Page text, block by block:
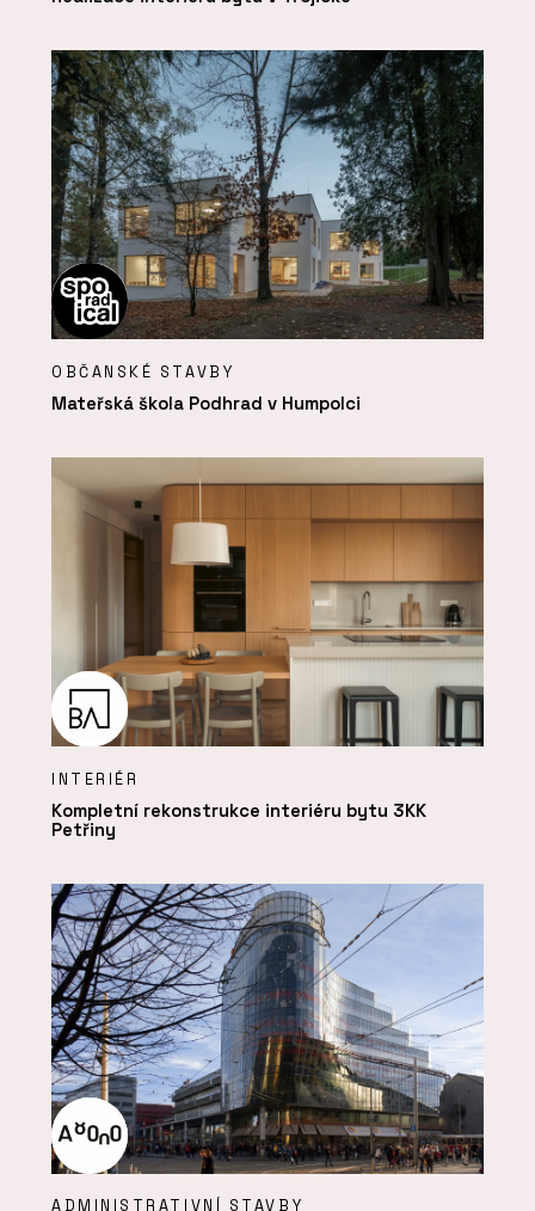
OBČANSKÉ STAVBY
Mateřská škola Podhrad v Humpolci
INTERIÉR
Kompletní rekonstrukce interiéru bytu 3KK
Petřiny
ADMINISTRATIVNÍ STAVBY